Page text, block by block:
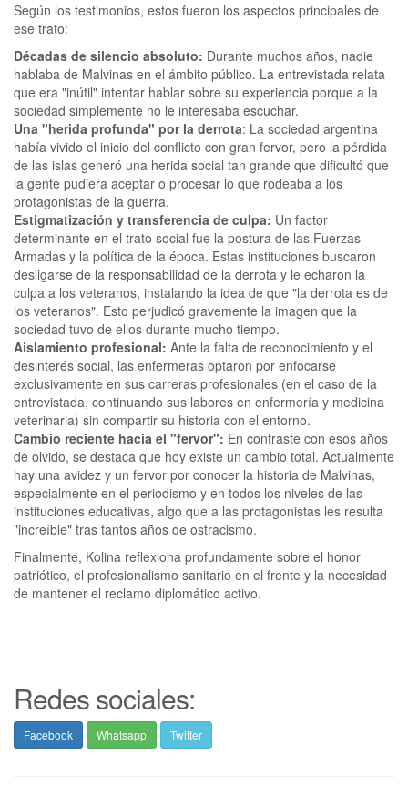
Según los testimonios, estos fueron los aspectos principales de
ese trato:
Décadas de silencio absoluto: Durante muchos años, nadie
hablaba de Malvinas en el ámbito público. La entrevistada relata
que era "inútil" intentar hablar sobre su experiencia porque a la
sociedad simplemente no le interesaba escuchar.
Una "herida profunda" por la derrota: La sociedad argentina
había vivido el inicio del conflicto con gran fervor, pero la pérdida
de las islas generó una herida social tan grande que dificultó que
la gente pudiera aceptar o procesar lo que rodeaba a los
protagonistas de la guerra.
Estigmatización y transferencia de culpa: Un factor
determinante en el trato social fue la postura de las Fuerzas
Armadas y la política de la época. Estas instituciones buscaron
desligarse de la responsabilidad de la derrota y le echaron la
culpa a los veteranos, instalando la idea de que "la derrota es de
los veteranos". Esto perjudicó gravemente la imagen que la
sociedad tuvo de ellos durante mucho tiempo.
Aislamiento profesional: Ante la falta de reconocimiento y el
desinterés social, las enfermeras optaron por enfocarse
exclusivamente en sus carreras profesionales (en el caso de la
entrevistada, continuando sus labores en enfermería y medicina
veterinaria) sin compartir su historia con el entorno.
Cambio reciente hacia el "fervor": En contraste con esos años
de olvido, se destaca que hoy existe un cambio total. Actualmente
hay una avidez y un fervor por conocer la historia de Malvinas,
especialmente en el periodismo y en todos los niveles de las
instituciones educativas, algo que a las protagonistas les resulta
"increíble" tras tantos años de ostracismo.
Finalmente, Kolina reflexiona profundamente sobre el honor
patriótico, el profesionalismo sanitario en el frente y la necesidad
de mantener el reclamo diplomático activo.
Redes sociales:
Facebook Whatsapp Twitter